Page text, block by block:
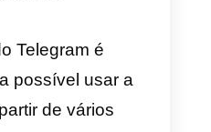
novo meio de
Os métodos para
bot no Telegram